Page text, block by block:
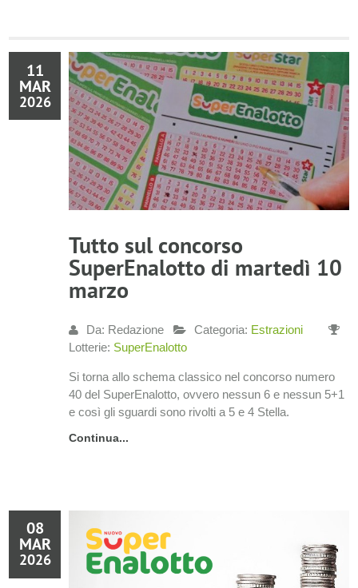
11
MAR
2026
Tutto sul concorso
SuperEnalotto di martedì 10
marzo
Da: Redazione Categoria: Estrazioni
Lotterie: SuperEnalotto
Si torna allo schema classico nel concorso numero
40 del SuperEnalotto, ovvero nessun 6 e nessun 5+1
e così gli sguardi sono rivolti a 5 e 4 Stella.
Continua...
08
MAR
2026